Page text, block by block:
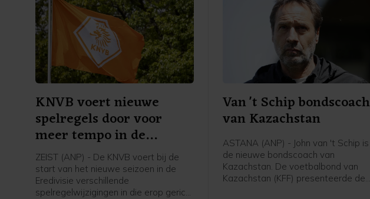
KNVB voert nieuwe
spelregels door voor
meer tempo in de
wedstrijd
ZEIST (ANP) - De KNVB voert bij de
start van het nieuwe seizoen in de
Eredivisie verschillende
spelregelwijzigingen in die erop gericht
Van 't Schip bondscoach
van Kazachstan
ASTANA (ANP) - John van 't Schip is
de nieuwe bondscoach van
Kazachstan. De voetbalbond van
Kazachstan (KFF) presenteerde de